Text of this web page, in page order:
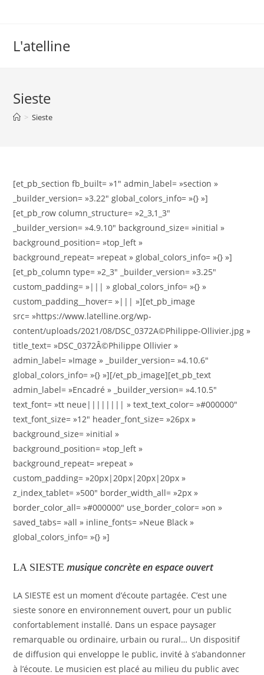
L'atelline
Sieste
> Sieste
[et_pb_section fb_built= »1″ admin_label= »section »
_builder_version= »3.22″ global_colors_info= »{} »]
[et_pb_row column_structure= »2_3,1_3″
_builder_version= »4.9.10″ background_size= »initial »
background_position= »top_left »
background_repeat= »repeat » global_colors_info= »{} »]
[et_pb_column type= »2_3″ _builder_version= »3.25″
custom_padding= »||| » global_colors_info= »{} »
custom_padding__hover= »||| »][et_pb_image
src= »https://www.latelline.org/wp-
content/uploads/2021/08/DSC_0372A©Philippe-Ollivier.jpg »
title_text= »DSC_0372Â©Philippe Ollivier »
admin_label= »Image » _builder_version= »4.10.6″
global_colors_info= »{} »][/et_pb_image][et_pb_text
admin_label= »Encadré » _builder_version= »4.10.5″
text_font= »tt neue|||||||| » text_text_color= »#000000″
text_font_size= »12″ header_font_size= »26px »
background_size= »initial »
background_position= »top_left »
background_repeat= »repeat »
custom_padding= »20px|20px|20px|20px »
z_index_tablet= »500″ border_width_all= »2px »
border_color_all= »#000000″ use_border_color= »on »
saved_tabs= »all » inline_fonts= »Neue Black »
global_colors_info= »{} »]
LA SIESTE musique concrète en espace ouvert
LA SIESTE est un moment d’écoute partagée. C’est une
sieste sonore en environnement ouvert, pour un public
confortablement installé. Dans un espace paysager
remarquable ou ordinaire, urbain ou rural… Un dispositif
de diffusion qui enveloppe le public, invité à s’abandonner
à l’écoute. Le musicien est placé au milieu du public avec